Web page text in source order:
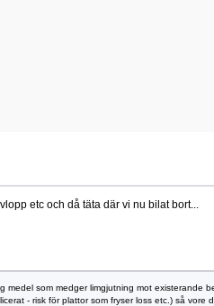
etc och då täta där vi nu bilat bort...
som medger limgjutning mot existerande
- risk för plattor som fryser loss etc.) så